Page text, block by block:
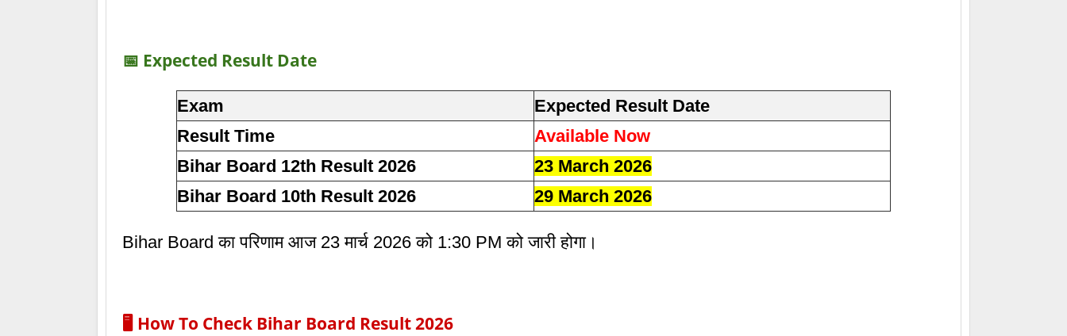
📅 Expected Result Date
Exam
Expected Result Date
Result Time
Available Now
Bihar Board 12th Result 2026
23 March 2026
Bihar Board 10th Result 2026
29 March 2026
Bihar Board का परिणाम आज 23 मार्च 2026 को 1:30 PM को जारी होगा।
🖥️ How To Check Bihar Board Result 2026